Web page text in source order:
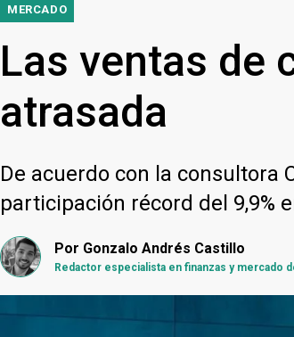
MERCADO
Las ventas de
atrasada
De acuerdo con la consultora
participación récord del 9,9%
Por Gonzalo Andrés Castillo
Redactor especialista en finanzas y mercado